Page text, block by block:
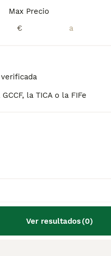
Max Precio
€
la TICA o la FIFe
Ver resultados(0)